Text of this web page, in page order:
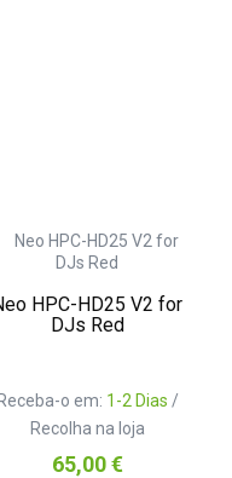
HPC-HD25 V2 for
DJs Red
Receba-o em: 1-2 Dias /
Recolha na loja
Preço
65,00 €